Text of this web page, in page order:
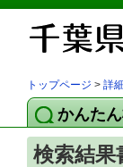
トップページ > 詳
かんた
検索結果